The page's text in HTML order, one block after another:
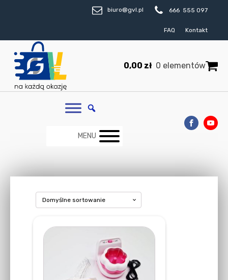
biuro@gvl.pl 666 555 097
FAQ Kontakt
0,00 zł 0 elementów
MENU